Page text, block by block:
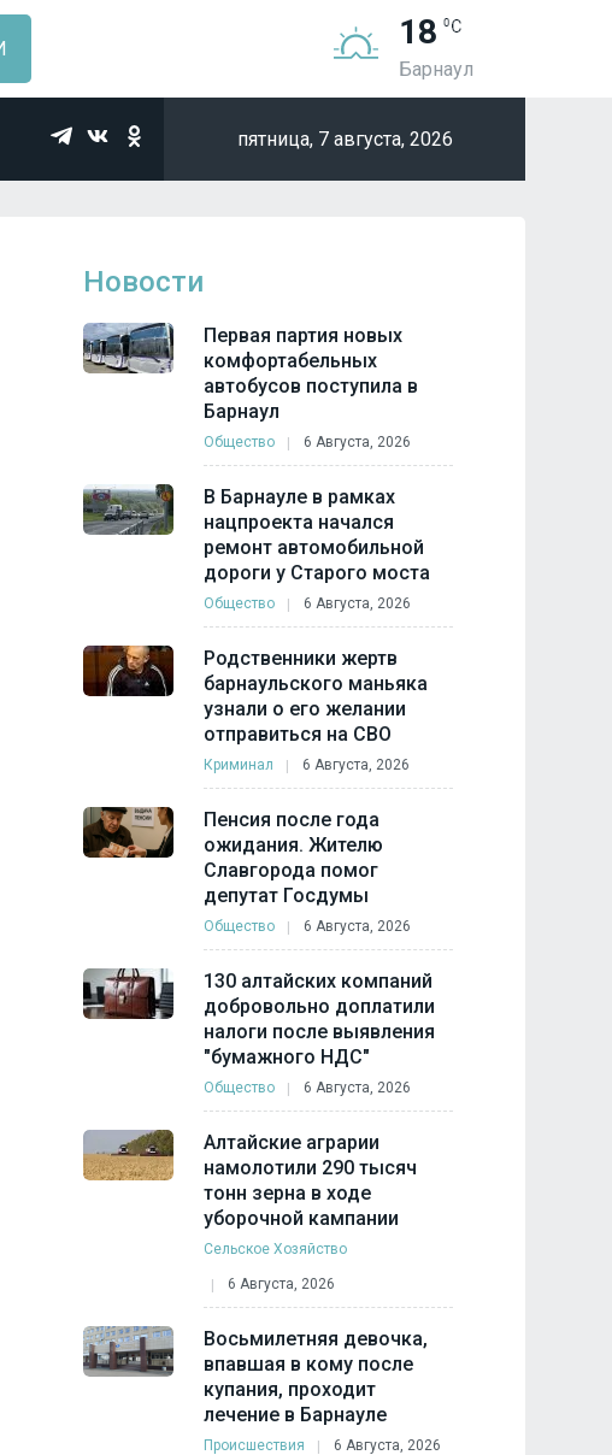
18
Барнаул
пятница, 7 августа, 2026
Новости
Первая партия новых
комфортабельных
автобусов поступила в
Барнаул
Общество 6 Августа, 2026
В Барнауле в рамках
нацпроекта начался
ремонт автомобильной
дороги у Старого моста
Общество 6 Августа, 2026
Родственники жертв
барнаульского маньяка
узнали о его желании
отправиться на СВО
Криминал 6 Августа, 2026
Пенсия после года
ожидания. Жителю
Славгорода помог
депутат Госдумы
Общество 6 Августа, 2026
130 алтайских компаний
добровольно доплатили
налоги после выявления
"бумажного НДС"
Общество 6 Августа, 2026
Алтайские аграрии
намолотили 290 тысяч
тонн зерна в ходе
уборочной кампании
Сельское Хозяйство
6 Августа, 2026
Восьмилетняя девочка,
впавшая в кому после
купания, проходит
лечение в Барнауле
Происшествия 6 Августа, 2026